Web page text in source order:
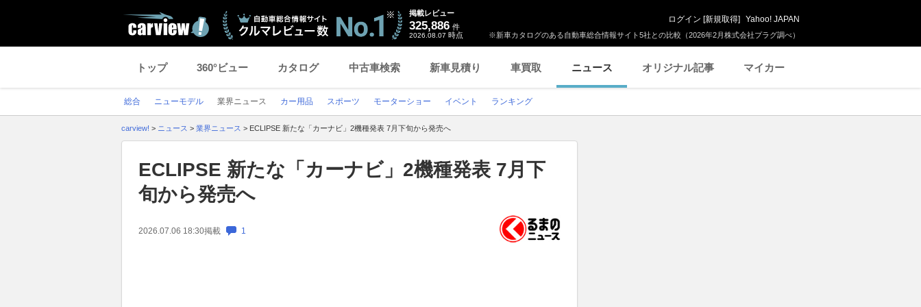
※新車カタログのある自動車総合情報サイト5社との比較（2026年2月株式会社プラグ調べ）
掲載レビュー
325,886 件
2026.08.07 時点
ログイン [新規取得] Yahoo! JAPAN
トップ 360°ビュー カタログ 中古車検索 新車見積り 車買取 ニュース オリジナル記事 マイカー
総合 ニューモデル 業界ニュース カー用品 スポーツ モーターショー イベント ランキング
carview! > ニュース > 業界ニュース > ECLIPSE 新たな「カーナビ」2機種発表 7月下旬から発売へ
ECLIPSE 新たな「カーナビ」2機種発表 7月下
旬から発売へ
2026.07.06 18:30掲載 1